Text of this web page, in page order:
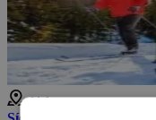
11 km